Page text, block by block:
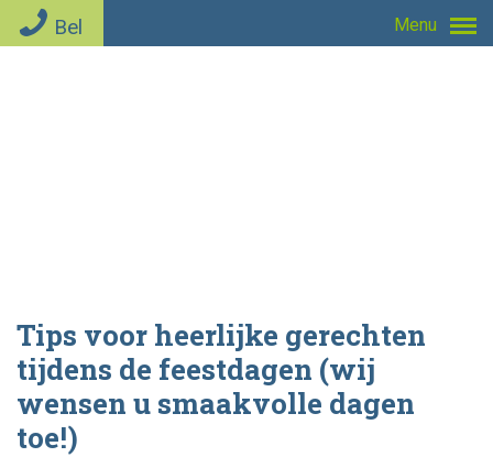
Bel Menu
$blog_page_id = get_option('page_for_posts'); ?>
Tips voor heerlijke gerechten
tijdens de feestdagen (wij
wensen u smaakvolle dagen
toe!)